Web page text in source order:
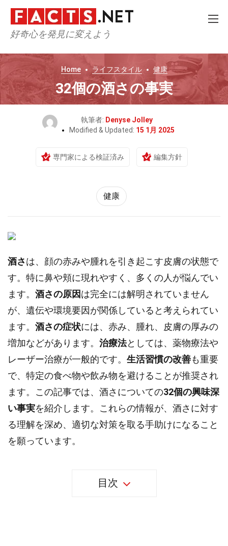
好奇心を発見に変えよう
Home ライフスタイル 健康
32個の酒さの事実
執筆者: Denyse Jolley
Modified & Updated: 15 1月 2025
専門家による検証済み 編集方針
健康
酒さは、顔の赤みや腫れを引き起こす皮膚の状態で
す。特に鼻や頬に現れやすく、多くの人が悩んでい
ます。 酒さの原因は完全には解明されていません
が、遺伝や環境要因が関係していると考えられてい
ます。 酒さの症状には、赤み、腫れ、皮膚の厚みの
増加などがあります。 治療法としては、薬物療法や
レーザー治療が一般的です。 生活習慣の改善も重要
で、特定の食べ物や飲み物を避けることが推奨され
ます。この記事では、酒さについての32個の興味深
い事実を紹介します。これらの情報が、酒さに対す
る理解を深め、適切な対策を取る手助けになること
を願っています。
目次